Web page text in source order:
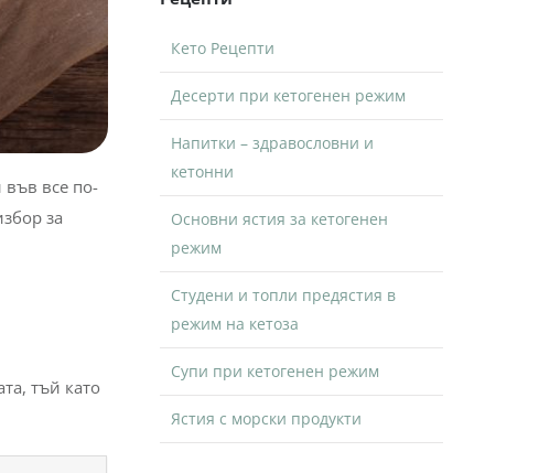
във все по-
за
тъй като
Кето Рецепти
Десерти при кетогенен режим
Напитки – здравословни и
кетонни
Основни ястия за кетогенен
режим
Студени и топли предястия в
режим на кетоза
Супи при кетогенен режим
Ястия с морски продукти